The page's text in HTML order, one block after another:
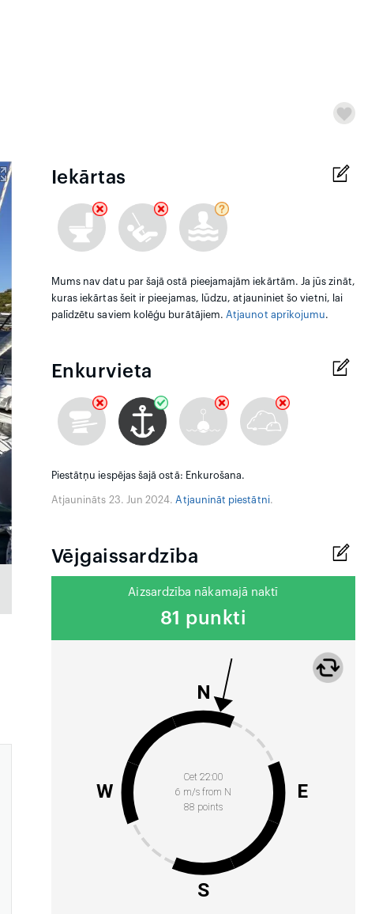
Iekārtas
Mums nav datu par šajā ostā pieejamajām iekārtām. Ja jūs zināt,
kuras iekārtas šeit ir pieejamas, lūdzu, atjauniniet šo vietni, lai
palīdzētu saviem kolēģu burātājiem. Atjaunot aprīkojumu.
Enkurvieta
Piestātņu iespējas šajā ostā: Enkurošana.
Atjaunināts 23. Jun 2024. Atjaunināt piestātni.
Vējgaissardzība
Aizsardzība nākamajā naktī
81 punkti
Cet 22:00
6 m/s from N
88 points
N
E
S
W